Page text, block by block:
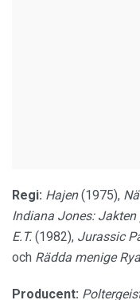
Regi: Hajen(1975),
Indiana Jones:
E.T. (1982), Jurassic
och Rädda menige
Producent: